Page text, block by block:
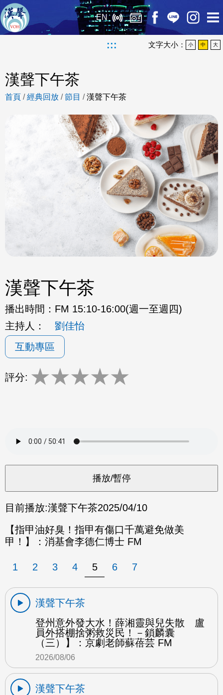
EN
::: 文字大小： 小 中 大
漢聲下午茶
首頁 /經典回放 /節目 /漢聲下午茶
漢聲下午茶
播出時間： FM 15:10-16:00(週一至週四)
主持人：
劉佳怡
互動專區
評分: ★★★★★
目前播放:漢聲下午茶2025/04/10
【指甲油好臭！指甲有傷口千萬避免做美
甲！】：消基會李德仁博士 FM
1 2 3 4 5 6 7
漢聲下午茶
登州意外發大水！薛湘靈與兒失散 盧
員外搭棚捨粥救災民！－鎖麟囊
（三）】：京劇老師蘇蓓芸 FM
2026/08/06
漢聲下午茶